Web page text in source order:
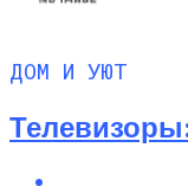
ДОМ И УЮТ